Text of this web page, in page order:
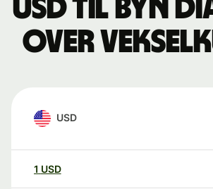
USD til BYN
over
USD
1 USD